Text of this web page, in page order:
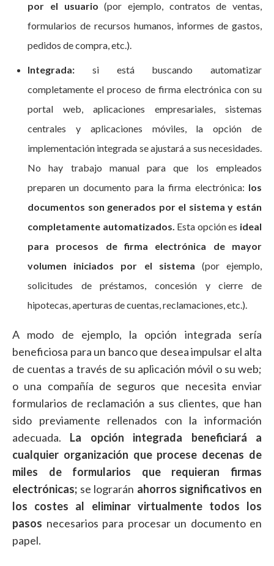
por el usuario (por ejemplo, contratos de ventas,
formularios de recursos humanos, informes de gastos,
pedidos de compra, etc.).
Integrada: si está buscando automatizar
completamente el proceso de firma electrónica con su
portal web, aplicaciones empresariales, sistemas
centrales y aplicaciones móviles, la opción de
implementación integrada se ajustará a sus necesidades.
No hay trabajo manual para que los empleados
preparen un documento para la firma electrónica: los
documentos son generados por el sistema y están
completamente automatizados. Esta opción es ideal
para procesos de firma electrónica de mayor
volumen iniciados por el sistema (por ejemplo,
solicitudes de préstamos, concesión y cierre de
hipotecas, aperturas de cuentas, reclamaciones, etc.).
A modo de ejemplo, la opción integrada sería
beneficiosa para un banco que desea impulsar el alta
de cuentas a través de su aplicación móvil o su web;
o una compañía de seguros que necesita enviar
formularios de reclamación a sus clientes, que han
sido previamente rellenados con la información
adecuada. La opción integrada beneficiará a
cualquier organización que procese decenas de
miles de formularios que requieran firmas
electrónicas; se lograrán ahorros significativos en
los costes al eliminar virtualmente todos los
pasos necesarios para procesar un documento en
papel.